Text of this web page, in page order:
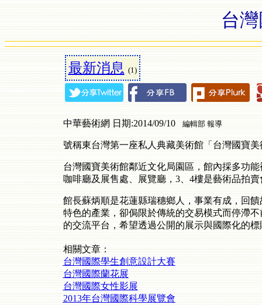
台
最新消息 (1)
中華藝術網 日期:2014/09/10 編輯部 報導
號稱東台灣第一座私人典藏美術館「台灣國寶美
台灣國寶美術館鄰近文化局園區，館內採多功
咖啡廳及展售處、展覽廳，3、4樓是藝術品拍賣
館長蘇炳順是花蓮縣瑞穗鄉人，事業有成，回
特色的產業，卻侷限於傳統的交易模式而停滯
的交流平台，希望透過公開的展示與國際化的
相關文章：
台灣國際學生創意設計大賽
台灣國際蘭花展
台灣國際女性影展
2013年台灣國際科學展覽會